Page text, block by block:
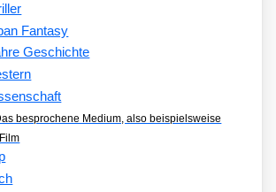
Fantasy
Geschichte
besprochene Medium, also beispielsweise